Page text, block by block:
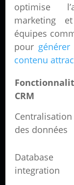
optimise
marketing
équipes
pour
contenu
CRM
Centralisation
des données
Database
integration